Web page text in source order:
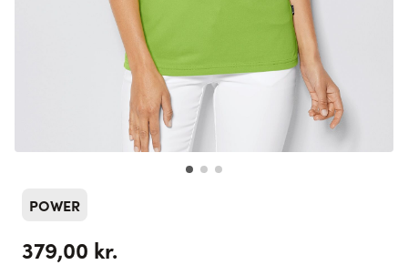
POWER
379,00 kr.